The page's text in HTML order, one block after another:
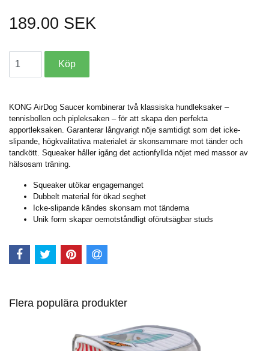
189.00 SEK
KONG AirDog Saucer kombinerar två klassiska hundleksaker –
tennisbollen och pipleksaken – för att skapa den perfekta
apportleksaken. Garanterar långvarigt nöje samtidigt som det icke-
slipande, högkvalitativa materialet är skonsammare mot tänder och
tandkött. Squeaker håller igång det actionfyllda nöjet med massor av
hälsosam träning.
Squeaker utökar engagemanget
Dubbelt material för ökad seghet
Icke-slipande kändes skonsam mot tänderna
Unik form skapar oemotståndligt oförutsägbar studs
Flera populära produkter